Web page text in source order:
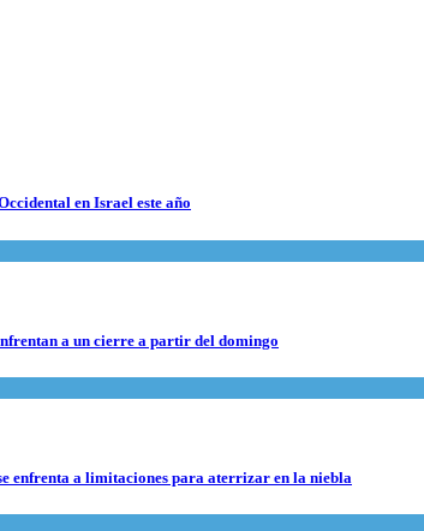
en Israel este año
a un cierre a partir del domingo
enfrenta a limitaciones para aterrizar en la niebla